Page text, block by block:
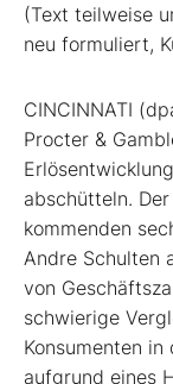
(Text teilweise
neu formuliert,
CINCINNATI
Procter &
abschütteln.
kommenden
Andre Schulten
von
schwierige
Konsumenten
aufgrund eines